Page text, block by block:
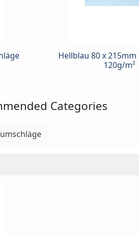
Hellblau 80 x
120g/m²
Categories